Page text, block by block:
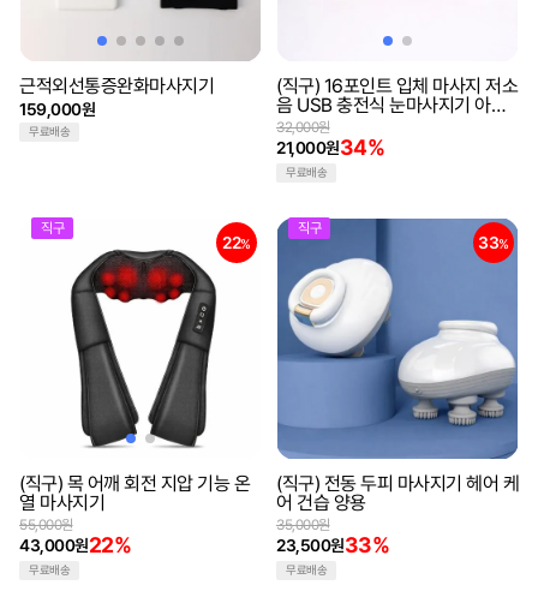
근적외선통증완화마사지기
159,000원
무료배송
(직구) 16포인트 입체 마사지 저소
음 USB 충전식 눈마사지기 아이
케어 기기
21,000원34%
32,000원
무료배송
직구
22%
(직구) 목 어깨 회전 지압 기능 온
열 마사지기
43,000원22%
55,000원
무료배송
직구
33%
(직구) 전동 두피 마사지기 헤어 케
어 건습 양용
23,500원33%
35,000원
무료배송